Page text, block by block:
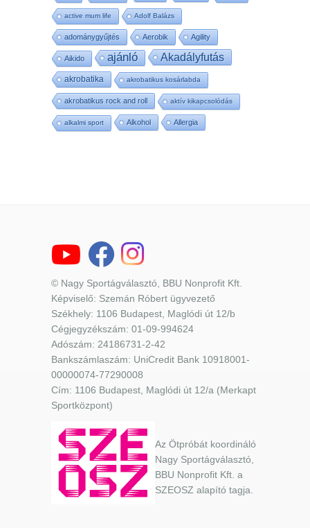
active mum life Adolf Balázs
adománygyűjtés Aerobik Agility
Aikido ajánló Akadályfutás
akrobatika akrobatikus kosárlabda
akrobatikus rock and roll aktív kikapcsolódás
alkalmi sport Alkohol Allergia
© Nagy Sportágválasztó, BBU Nonprofit Kft.
Képviselő: Szemán Róbert ügyvezető
Székhely: 1106 Budapest, Maglódi út 12/b
Cégjegyzékszám: 01-09-994624
Adószám: 24186731-2-42
Bankszámlaszám: UniCredit Bank 10918001-
00000074-77290008
Cím: 1106 Budapest, Maglódi út 12/a (Merkapt
Sportközpont)
Az Ötpróbát koordináló
Nagy Sportágválasztó,
BBU Nonprofit Kft. a
SZEOSZ alapító tagja.